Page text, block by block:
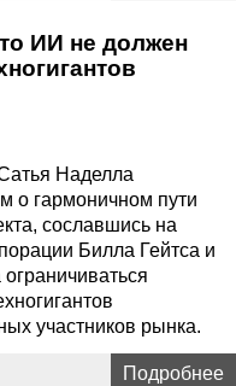
ИИ не должен
Наделла
о гармоничном пути
сославшись на
Билла Гейтса и
участников рынка.
Подробнее